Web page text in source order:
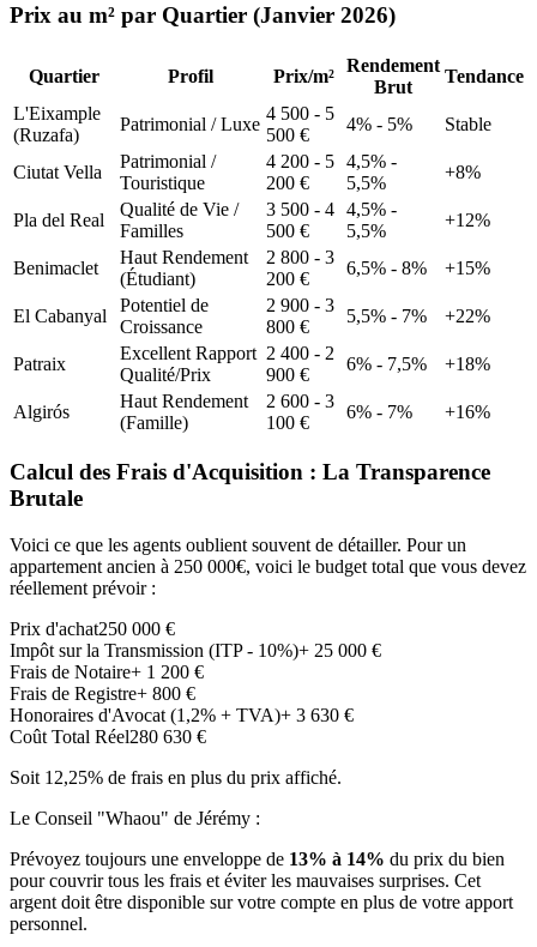
Prix au m² par Quartier (Janvier 2026)
Quartier Profil Prix/m²
Rendement
Brut
Tendance
L'Eixample
(Ruzafa)
Patrimonial / Luxe
4 500 - 5
500 €
4% - 5% Stable
Ciutat Vella
Patrimonial /
Touristique
4 200 - 5
200 €
4,5% -
5,5%
+8%
Pla del Real
Qualité de Vie /
Familles
3 500 - 4
500 €
4,5% -
5,5%
+12%
Benimaclet
Haut Rendement
(Étudiant)
2 800 - 3
200 €
6,5% - 8% +15%
El Cabanyal
Potentiel de
Croissance
2 900 - 3
800 €
5,5% - 7% +22%
Patraix
Excellent Rapport
Qualité/Prix
2 400 - 2
900 €
6% - 7,5% +18%
Algirós
Haut Rendement
(Famille)
2 600 - 3
100 €
6% - 7% +16%
Calcul des Frais d'Acquisition : La Transparence
Brutale
Voici ce que les agents oublient souvent de détailler. Pour un
appartement ancien à 250 000€, voici le budget total que vous devez
réellement prévoir :
Prix d'achat250 000 €
Impôt sur la Transmission (ITP - 10%)+ 25 000 €
Frais de Notaire+ 1 200 €
Frais de Registre+ 800 €
Honoraires d'Avocat (1,2% + TVA)+ 3 630 €
Coût Total Réel280 630 €
Soit 12,25% de frais en plus du prix affiché.
Le Conseil "Whaou" de Jérémy :
Prévoyez toujours une enveloppe de 13% à 14% du prix du bien
pour couvrir tous les frais et éviter les mauvaises surprises. Cet
argent doit être disponible sur votre compte en plus de votre apport
personnel.